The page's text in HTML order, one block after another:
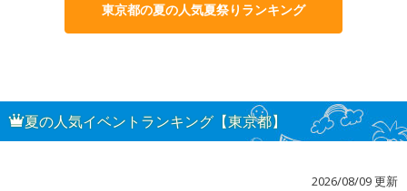
東京都の夏の人気夏祭りランキング
夏の人気イベントランキング【東京都】
2026/08/09 更新